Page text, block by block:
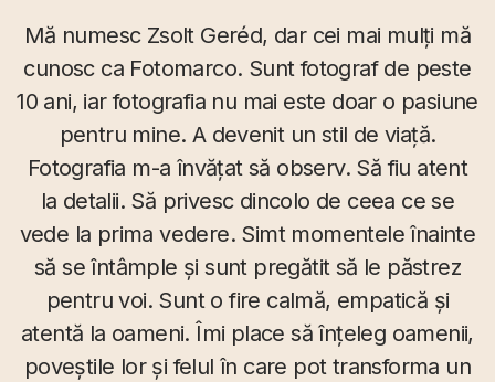
Mă numesc Zsolt Geréd, dar cei mai mulți mă
cunosc ca Fotomarco. Sunt fotograf de peste
10 ani, iar fotografia nu mai este doar o pasiune
pentru mine. A devenit un stil de viață.
Fotografia m-a învățat să observ. Să fiu atent
la detalii. Să privesc dincolo de ceea ce se
vede la prima vedere. Simt momentele înainte
să se întâmple și sunt pregătit să le păstrez
pentru voi. Sunt o fire calmă, empatică și
atentă la oameni. Îmi place să înțeleg oamenii,
poveștile lor și felul în care pot transforma un